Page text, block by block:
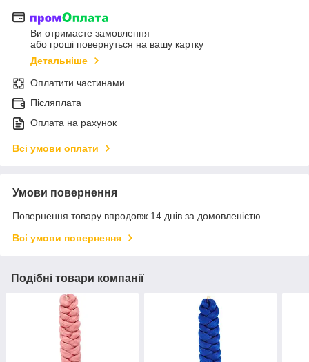
Ви отримаєте замовлення
або гроші повернуться на вашу картку
Детальніше
Оплатити частинами
Післяплата
Оплата на рахунок
Всі умови оплати
Умови повернення
Повернення товару впродовж 14 днів за домовленістю
Всі умови повернення
Подібні товари компанії